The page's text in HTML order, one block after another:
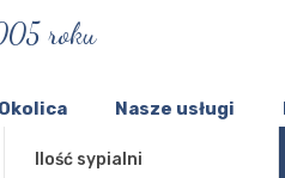
roku
Okolica Nasze usługi
Ilość sypialni